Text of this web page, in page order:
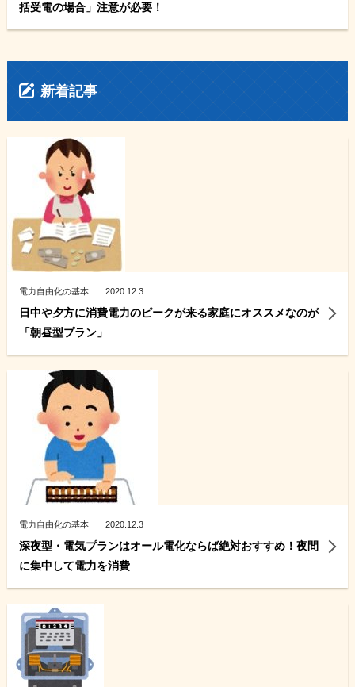
括受電の場合」注意が必要！
新着記事
電力自由化の基本 2020.12.3
日中や夕方に消費電力のピークが来る家庭にオススメなのが
「朝昼型プラン」
電力自由化の基本 2020.12.3
深夜型・電気プランはオール電化ならば絶対おすすめ！夜間
に集中して電力を消費